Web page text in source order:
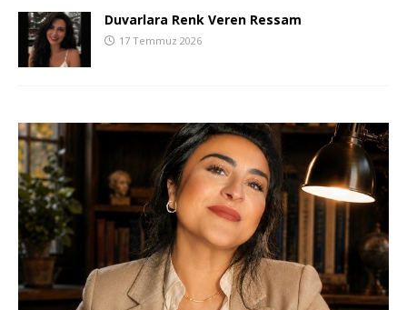
Duvarlara Renk Veren Ressam
17 Temmuz 2026